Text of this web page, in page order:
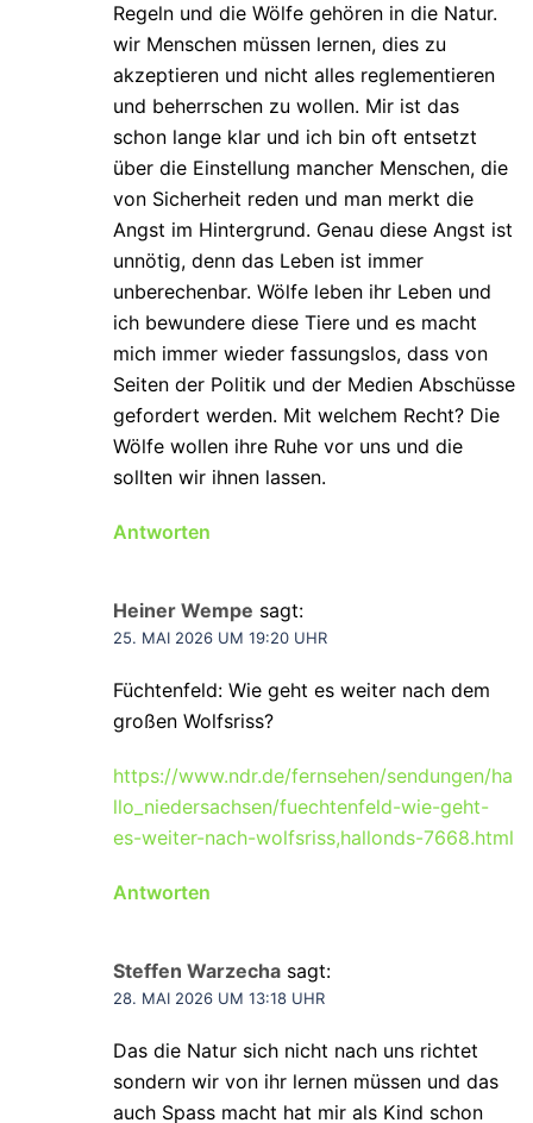
Regeln und die Wölfe gehören in die Natur.
wir Menschen müssen lernen, dies zu
akzeptieren und nicht alles reglementieren
und beherrschen zu wollen. Mir ist das
schon lange klar und ich bin oft entsetzt
über die Einstellung mancher Menschen, die
von Sicherheit reden und man merkt die
Angst im Hintergrund. Genau diese Angst ist
unnötig, denn das Leben ist immer
unberechenbar. Wölfe leben ihr Leben und
ich bewundere diese Tiere und es macht
mich immer wieder fassungslos, dass von
Seiten der Politik und der Medien Abschüsse
gefordert werden. Mit welchem Recht? Die
Wölfe wollen ihre Ruhe vor uns und die
sollten wir ihnen lassen.
Antworten
Heiner Wempe sagt:
25. MAI 2026 UM 19:20 UHR
Füchtenfeld: Wie geht es weiter nach dem
großen Wolfsriss?
https://www.ndr.de/fernsehen/sendungen/ha
llo_niedersachsen/fuechtenfeld-wie-geht-
es-weiter-nach-wolfsriss,hallonds-7668.html
Antworten
Steffen Warzecha sagt:
28. MAI 2026 UM 13:18 UHR
Das die Natur sich nicht nach uns richtet
sondern wir von ihr lernen müssen und das
auch Spass macht hat mir als Kind schon